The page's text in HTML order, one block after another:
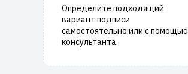
Определите подходящий
вариант подписи
самостоятельно или с помощью
консультанта.